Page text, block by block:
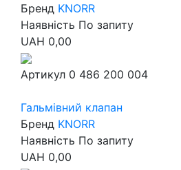
Бренд KNORR
Наявність По запиту
UAH 0,00
Артикул 0 486 200 004
Гальмівний клапан
Бренд KNORR
Наявність По запиту
UAH 0,00